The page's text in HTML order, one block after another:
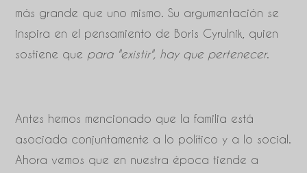
más grande que uno mismo. Su argumentación se
inspira en el pensamiento de Boris Cyrulnik, quien
sostiene que para "existir", hay que pertenecer.
Antes hemos mencionado que la familia está
asociada conjuntamente a lo político y a lo social.
Ahora vemos que en nuestra época tiende a